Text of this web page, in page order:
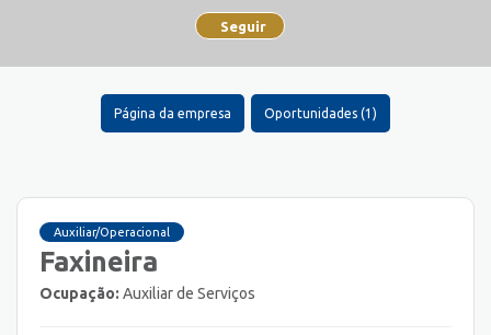
Seguir
Página da empresa Oportunidades (1)
Auxiliar/Operacional
Faxineira
Ocupação: Auxiliar de Serviços